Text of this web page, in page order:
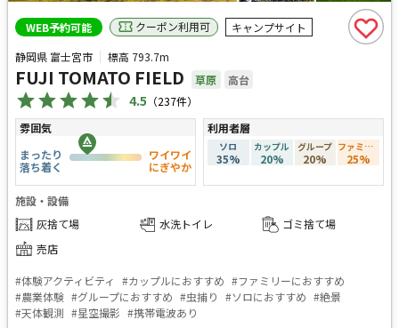
WEB予約可能 クーポン利用可
キャンプサイト
静岡県 富士宮市
標高 793.7m
FUJI TOMATO FIELD 草原 高台
4.5 （237件）
雰囲気
まったり
落ち着く
ワイワイ
にぎやか
利用者層
ソロ
35%
カップル
20%
グループ
20%
ファミリー
25%
施設・設備
灰捨て場
水洗トイレ
ゴミ捨て場
売店
#体験アクティビティ #カップルにおすすめ #ファミリーにおすすめ
#農業体験 #グループにおすすめ #虫捕り #ソロにおすすめ #絶景
#天体観測 #星空撮影 #携帯電波あり